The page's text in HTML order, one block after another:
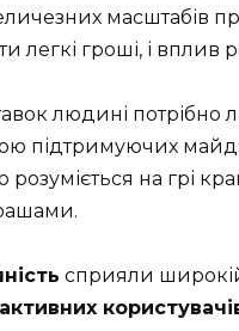
масштабів
легкі гроші, і вплив
людині потрібно
підтримуючих
на грі
сприяли
активних